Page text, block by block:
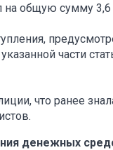
общую сумму 3,6
части
что ранее
денежных